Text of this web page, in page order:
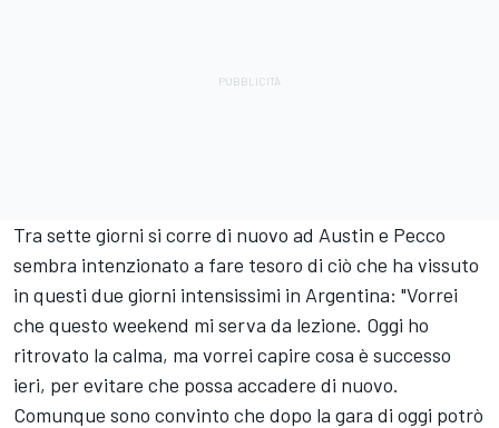
Tra sette giorni si corre di nuovo ad Austin e Pecco
sembra intenzionato a fare tesoro di ciò che ha vissuto
in questi due giorni intensissimi in Argentina: "Vorrei
che questo weekend mi serva da lezione. Oggi ho
ritrovato la calma, ma vorrei capire cosa è successo
ieri, per evitare che possa accadere di nuovo.
Comunque sono convinto che dopo la gara di oggi potrò